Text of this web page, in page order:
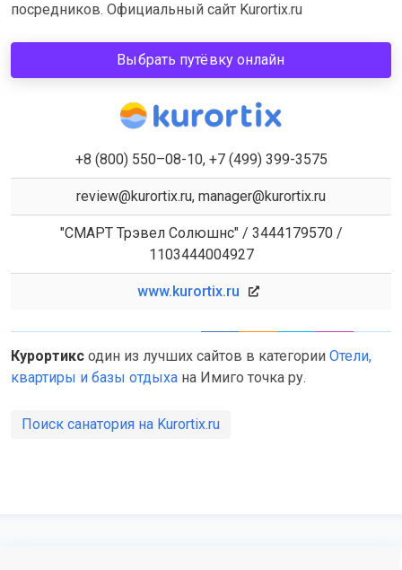
посредников. Официальный сайт Kurortix.ru
Выбрать путёвку онлайн
+8 (800) 550–08-10, +7 (499) 399-3575
review@kurortix.ru, manager@kurortix.ru
"СМАРТ Трэвел Солюшнс" / 3444179570 /
1103444004927
www.kurortix.ru
Курортикс один из лучших сайтов в категории Отели,
квартиры и базы отдыха на Имиго точка ру.
Поиск санатория на Kurortix.ru